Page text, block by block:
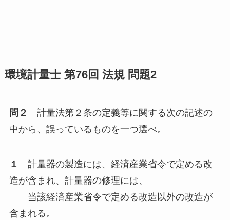
環境計量士 第76回 法規 問題2
問２
計量法第２条の定義等に関する次の記述の
中から、誤っているものを一つ選べ。
１
計量器の製造には、経済産業省令で定める改
造が含まれ、計量器の修理には、
当該経済産業省令で定める改造以外の改造が
含まれる。